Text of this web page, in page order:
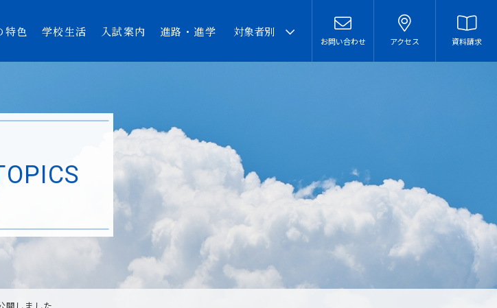
特色 学校生活 入試案内 進路・進学 対象者別
在校生・保護者の皆様へ
本校での勤務を希望される
方へ
お問い合わせ アクセス 資料請求